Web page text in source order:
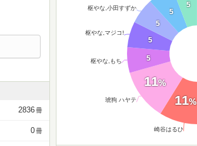
2836冊
0冊
11%
崎谷はるひ
11%
琥狗 ハヤテ
5
枢やな,もち
5
枢やな,マジコ!
5
枢やな,小田すずか 5
5